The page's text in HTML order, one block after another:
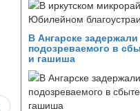
В Ангарске задержали
подозреваемого в
и гашиша